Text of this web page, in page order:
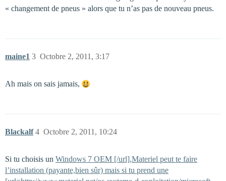
« changement de pneus » alors que tu n’as pas de nouveau pneus.
maine1 Octobre 2, 2011, 3:17
3
Ah mais on sais jamais,
Blackalf Octobre 2, 2011, 10:24
4
Si tu choisis un Windows 7 OEM [/url],Materiel peut te faire
l’installation (payante,bien sûr) mais si tu prend une